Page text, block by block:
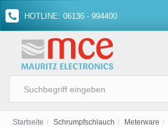
HOTLINE: 06136 - 994400
Startseite Schrumpfschlauch Meterware